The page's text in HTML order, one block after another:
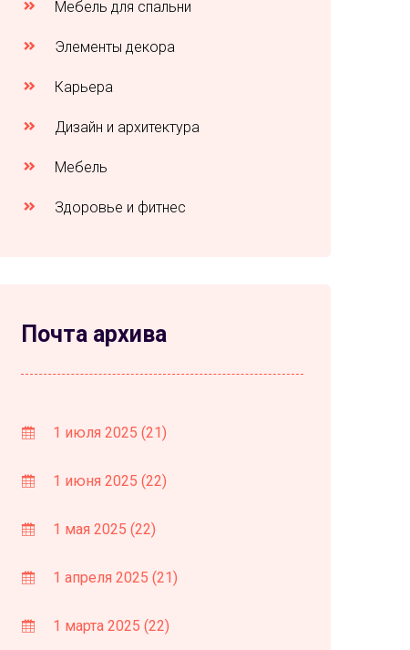
Мебель для спальни
Элементы декора
Карьера
Дизайн и архитектура
Мебель
Здоровье и фитнес
Почта архива
1 июля 2025 (21)
1 июня 2025 (22)
1 мая 2025 (22)
1 апреля 2025 (21)
1 марта 2025 (22)